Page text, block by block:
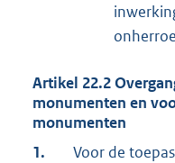
Artikel 22.2
monumenten en
monumenten
1.
Voor de